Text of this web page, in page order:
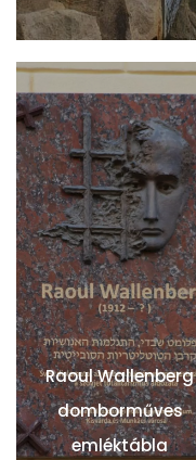
Raoul Wallenberg
domborműves
emléktábla